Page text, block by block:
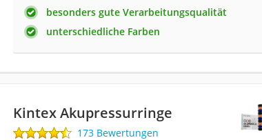
besonders gute Verarbeitungsqualität
unterschiedliche Farben
Kintex Akupressurringe
173 Bewertungen